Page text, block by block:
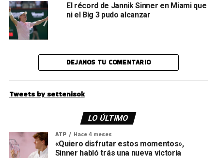
El récord de Jannik Sinner en Miami que
ni el Big 3 pudo alcanzar
DEJANOS TU COMENTARIO
Tweets by settenisok
LO ÚLTIMO
ATP Hace 4 meses
«Quiero disfrutar estos momentos»,
Sinner habló trás una nueva victoria